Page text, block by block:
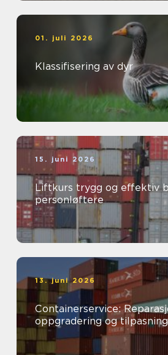
01. juli 2026
Klassifisering av dyr
15. juni 2026
Liftkurs trygg og effektiv bruk av
personløftere
13. juni 2026
Containerservice:
oppgradering og tilpasning